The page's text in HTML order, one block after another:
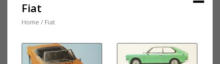
Fiat
Home / Fiat